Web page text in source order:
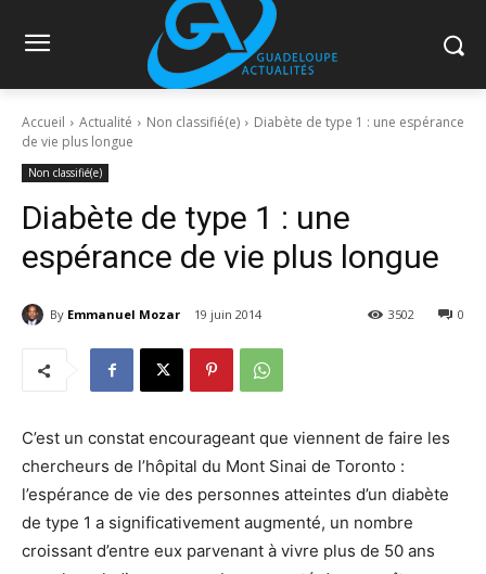
Accueil Actualité Non classifié(e)
Diabète de type 1 : une espérance
de vie plus longue
Non classifié(e)
Diabète de type 1 : une
espérance de vie plus longue
By Emmanuel Mozar 19 juin 2014 0
3502
C’est un constat encourageant que viennent de faire les
chercheurs de l’hôpital du Mont Sinai de Toronto :
l’espérance de vie des personnes atteintes d’un diabète
de type 1 a significativement augmenté, un nombre
croissant d’entre eux parvenant à vivre plus de 50 ans